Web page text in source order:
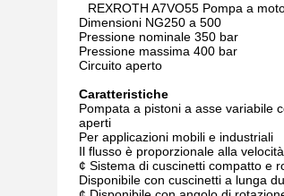
REXROTH A7VO55 Pompa a
Dimensioni NG250 a 500
Pressione nominale 350 bar
Pressione massima 400 bar
Circuito aperto
Caratteristiche
Pompata a pistoni a asse variabile
aperti
Per applicazioni mobili e industriali
Il flusso è proporzionale alla
¢ Sistema di cuscinetti compatto e
Disponibile con cuscinetti a lunga